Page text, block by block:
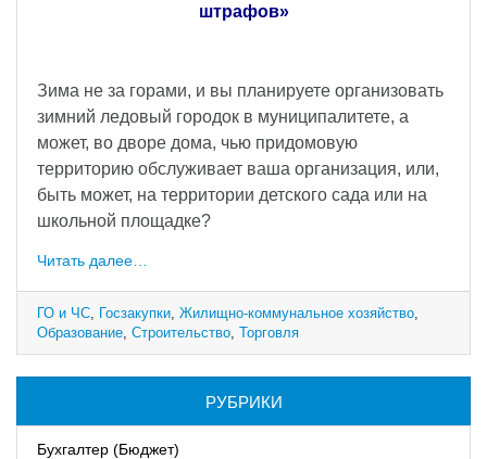
штрафов»
Зима не за горами, и вы планируете организовать
зимний ледовый городок в муниципалитете, а
может, во дворе дома, чью придомовую
территорию обслуживает ваша организация, или,
быть может, на территории детского сада или на
школьной площадке?
Читать далее…
ГО и ЧС, Госзакупки, Жилищно-коммунальное хозяйство,
Образование, Строительство, Торговля
РУБРИКИ
Бухгалтер (Бюджет)